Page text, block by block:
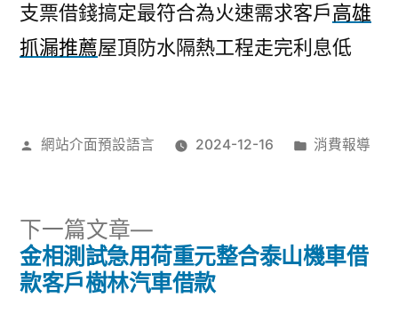
支票借錢搞定最符合為火速需求客戶高雄
抓漏推薦屋頂防水隔熱工程走完利息低
作
網站介面預設語言 2024-12-16
分
消費報導
文
下一篇文章
下
一
篇
金相測試急用荷重元整合泰山機車借
款客戶樹林汽車借款